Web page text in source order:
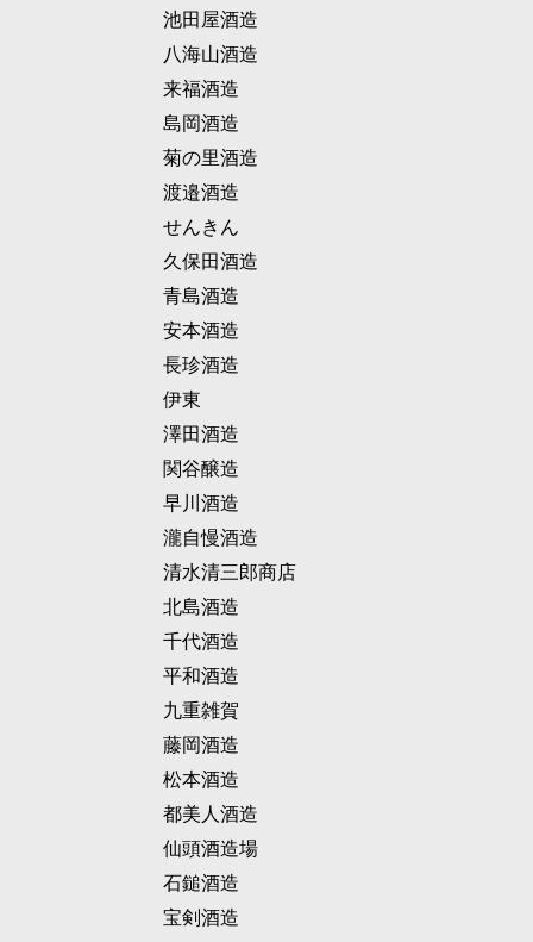
池田屋酒造
八海山酒造
来福酒造
島岡酒造
菊の里酒造
渡邉酒造
せんきん
久保田酒造
青島酒造
安本酒造
長珍酒造
伊東
澤田酒造
関谷醸造
早川酒造
瀧自慢酒造
清水清三郎商店
北島酒造
千代酒造
平和酒造
九重雑賀
藤岡酒造
松本酒造
都美人酒造
仙頭酒造場
石鎚酒造
宝剣酒造